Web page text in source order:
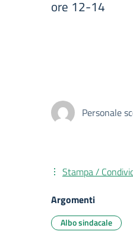
ore 12-14
Personale
Stampa /
Argomenti
Albo sindacale